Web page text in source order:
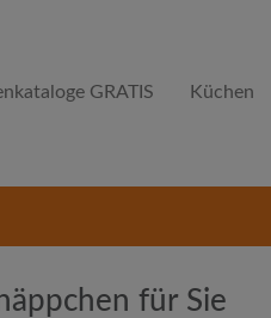
GRATIS Küchen
für Sie